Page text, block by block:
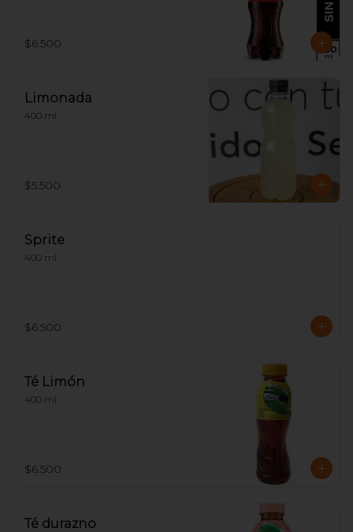
$6.500
Limonada
400 ml.
$5.500
Sprite
400 ml.
$6.500
Té Limón
400 ml.
$6.500
Té durazno